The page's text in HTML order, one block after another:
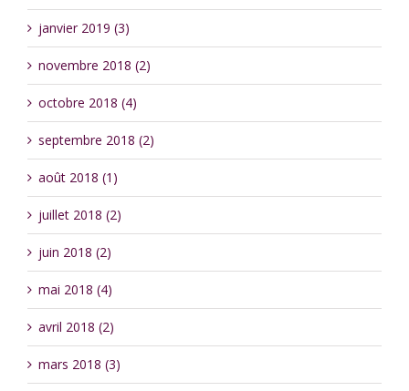
janvier 2019 (3)
novembre 2018 (2)
octobre 2018 (4)
septembre 2018 (2)
août 2018 (1)
juillet 2018 (2)
juin 2018 (2)
mai 2018 (4)
avril 2018 (2)
mars 2018 (3)